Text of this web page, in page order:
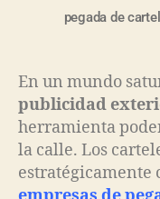
pegada de
En un mundo
publicidad
herramienta
la calle. Los
estratégicamente